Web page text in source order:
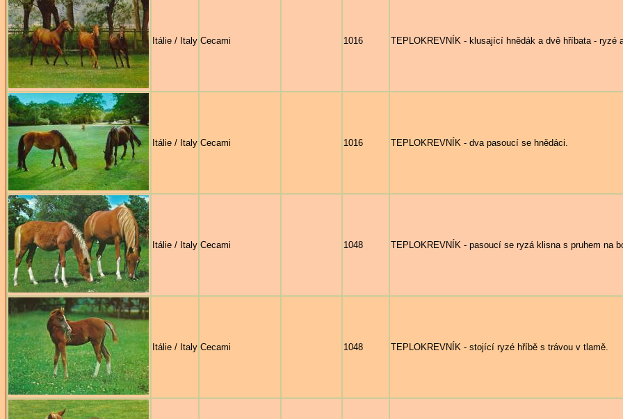
Itálie / Italy Cecami 1016 TEPLOKREVNÍK - klusající hnědák a dvě hříbata - ryzé
Itálie / Italy Cecami 1016 TEPLOKREVNÍK - dva pasoucí se hnědáci.
Itálie / Italy Cecami 1048 TEPLOKREVNÍK - pasoucí se ryzá klisna s pruhem na
Itálie / Italy Cecami 1048 TEPLOKREVNÍK - stojící ryzé hříbě s trávou v tlamě.